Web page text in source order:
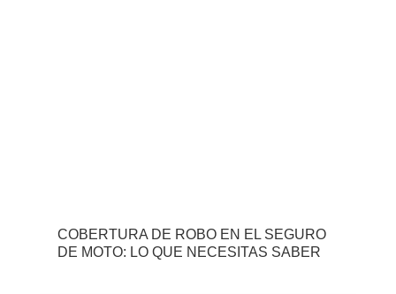
COBERTURA DE ROBO EN EL SEGURO
DE MOTO: LO QUE NECESITAS SABER